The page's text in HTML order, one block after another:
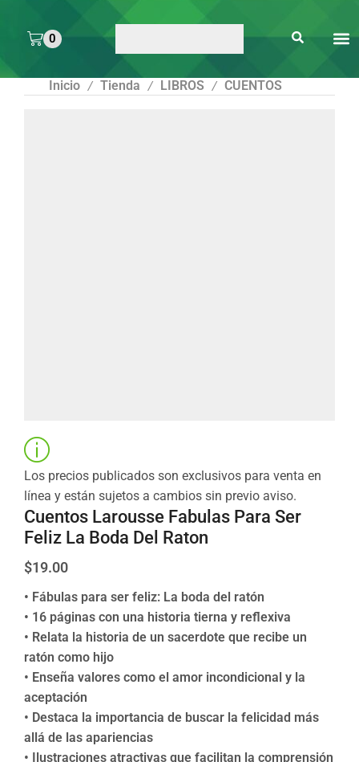
0
Inicio / Tienda / LIBROS / CUENTOS
Los precios publicados son exclusivos para venta en
línea y están sujetos a cambios sin previo aviso.
Cuentos Larousse Fabulas Para Ser
Feliz La Boda Del Raton
$19.00
• Fábulas para ser feliz: La boda del ratón
• 16 páginas con una historia tierna y reflexiva
• Relata la historia de un sacerdote que recibe un
ratón como hijo
• Enseña valores como el amor incondicional y la
aceptación
• Destaca la importancia de buscar la felicidad más
allá de las apariencias
• Ilustraciones atractivas que facilitan la comprensión